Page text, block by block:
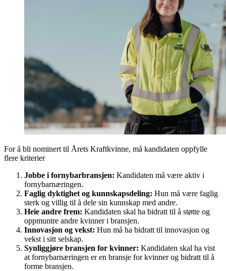
For å bli nominert til Årets Kraftkvinne, må kandidaten oppfylle
flere kriterier
Jobbe i fornybarbransjen: Kandidaten må være aktiv i
fornybarnæringen.
Faglig dyktighet og kunnskapsdeling: Hun må være faglig
sterk og villig til å dele sin kunnskap med andre.
Heie andre frem: Kandidaten skal ha bidratt til å støtte og
oppmuntre andre kvinner i bransjen.
Innovasjon og vekst: Hun må ha bidratt til innovasjon og
vekst i sitt selskap.
Synliggjøre bransjen for kvinner: Kandidaten skal ha vist
at fornybarnæringen er en bransje for kvinner og bidratt til å
forme bransjen.